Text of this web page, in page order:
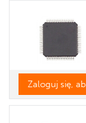
Zaloguj się,